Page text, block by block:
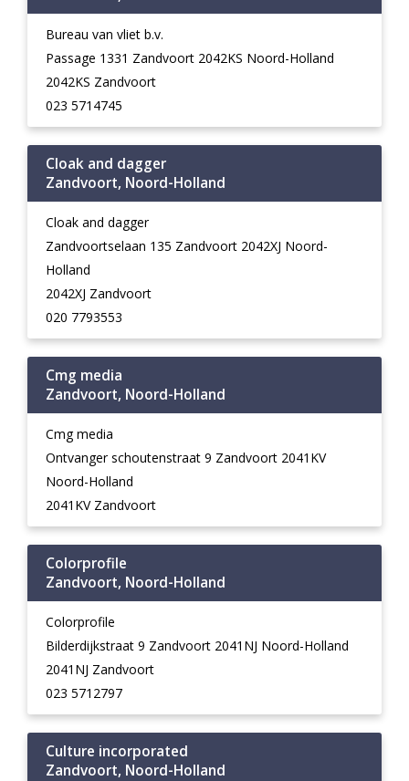
Bureau van vliet b.v.
Passage 1331 Zandvoort 2042KS Noord-Holland
2042KS Zandvoort
023 5714745
Cloak and dagger
Zandvoort, Noord-Holland
Cloak and dagger
Zandvoortselaan 135 Zandvoort 2042XJ Noord-
Holland
2042XJ Zandvoort
020 7793553
Cmg media
Zandvoort, Noord-Holland
Cmg media
Ontvanger schoutenstraat 9 Zandvoort 2041KV
Noord-Holland
2041KV Zandvoort
Colorprofile
Zandvoort, Noord-Holland
Colorprofile
Bilderdijkstraat 9 Zandvoort 2041NJ Noord-Holland
2041NJ Zandvoort
023 5712797
Culture incorporated
Zandvoort, Noord-Holland